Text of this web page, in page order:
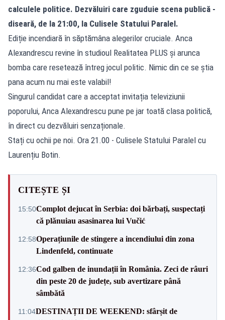
calculele politice. Dezvăluiri care zguduie scena publică -
diseară, de la 21:00, la Culisele Statului Paralel.
Ediție incendiară în săptămâna alegerilor cruciale. Anca
Alexandrescu revine în studioul Realitatea PLUS și arunca
bomba care resetează întreg jocul politic. Nimic din ce se știa
pana acum nu mai este valabil!
Singurul candidat care a acceptat invitația televiziunii
poporului, Anca Alexandrescu pune pe jar toată clasa politică,
în direct cu dezvăluiri senzaționale.
Stați cu ochii pe noi. Ora 21.00 - Culisele Statului Paralel cu
Laurențiu Botin.
CITEȘTE ȘI
15:50Complot dejucat în Serbia: doi bărbați, suspectați
că plănuiau asasinarea lui Vučić
12:58Operațiunile de stingere a incendiului din zona
Lindenfeld, continuate
12:36Cod galben de inundații în România. Zeci de râuri
din peste 20 de județe, sub avertizare până
sâmbătă
11:04DESTINAȚII DE WEEKEND: sfârșit de